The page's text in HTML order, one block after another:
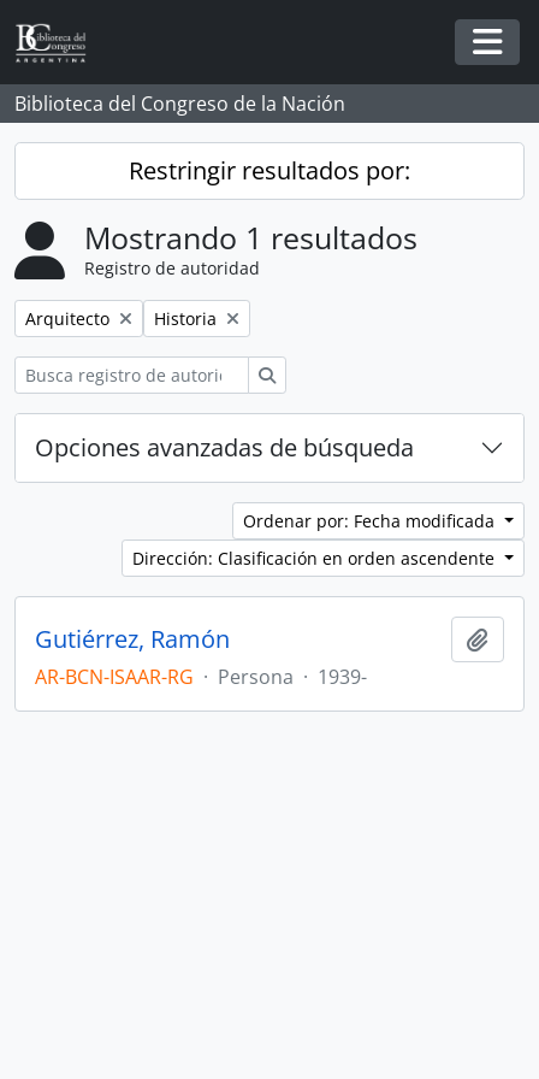
Skip to main content
Biblioteca del Congreso de la Nación
Restringir resultados por:
Mostrando 1 resultados
Registro de autoridad
Remove filter:
Arquitecto Remove filter:
Historia
Opciones avanzadas de búsqueda
Ordenar por: Fecha modificada
Dirección: Clasificación en orden ascendente
Gutiérrez, Ramón
AR-BCN-ISAAR-RG · Persona · 1939-